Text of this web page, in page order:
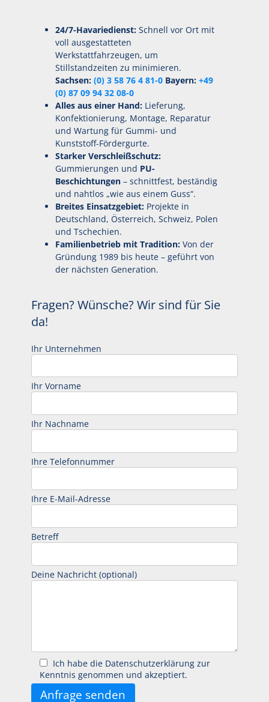
24/7-Havariedienst:Schnell vor Ort mit
voll ausgestatteten
Werkstattfahrzeugen, um
Stillstandzeiten zu minimieren.
Sachsen: (0) 3 58 76 4 81-0 Bayern: +49
(0) 87 09 94 32 08-0
Alles aus einer Hand:Lieferung,
Konfektionierung, Montage, Reparatur
und Wartung für Gummi- und
Kunststoff-Fördergurte.
Starker Verschleißschutz:
Gummierungen und PU-
Beschichtungen– schnittfest, beständig
und nahtlos „wie aus einem Guss“.
Breites Einsatzgebiet:Projekte in
Deutschland, Österreich, Schweiz, Polen
und Tschechien.
Familienbetrieb mit Tradition:Von der
Gründung 1989 bis heute – geführt von
der nächsten Generation.
Fragen? Wünsche? Wir sind für Sie
da!
Ihr Unternehmen
Ihr Vorname
Ihr Nachname
Ihre Telefonnummer
Ihre E-Mail-Adresse
Betreff
Deine Nachricht (optional)
Ich habe die Datenschutzerklärung zur
Kenntnis genommen und akzeptiert.